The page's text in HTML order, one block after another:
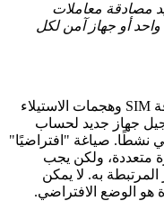
مصادقة معاملات
أو جهاز آمن لكل
هذا استجابة مباشرة للاحتيال بتبديل بطاقة SIM وهجمات الاستيلاء
جهاز جديد لحساب
نشطًا. صياغة "افتراضيًا"
متعددة، ولكن يجب
به. لا يمكن
هو الوضع الافتراضي.